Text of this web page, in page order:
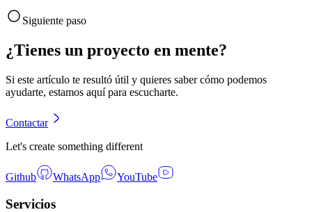
Siguiente paso
¿Tienes un proyecto en mente?
Si este artículo te resultó útil y quieres saber cómo podemos
ayudarte, estamos aquí para escucharte.
Contactar
Let's create something different
Github WhatsApp YouTube
Servicios